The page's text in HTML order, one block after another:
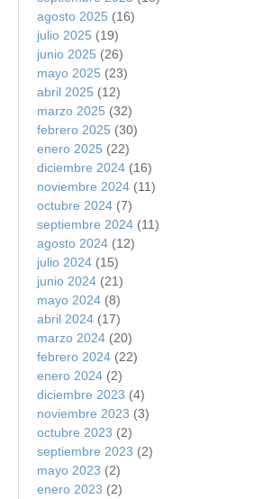
agosto 2025 (16)
julio 2025 (19)
junio 2025 (26)
mayo 2025 (23)
abril 2025 (12)
marzo 2025 (32)
febrero 2025 (30)
enero 2025 (22)
diciembre 2024 (16)
noviembre 2024 (11)
octubre 2024 (7)
septiembre 2024 (11)
agosto 2024 (12)
julio 2024 (15)
junio 2024 (21)
mayo 2024 (8)
abril 2024 (17)
marzo 2024 (20)
febrero 2024 (22)
enero 2024 (2)
diciembre 2023 (4)
noviembre 2023 (3)
octubre 2023 (2)
septiembre 2023 (2)
mayo 2023 (2)
enero 2023 (2)